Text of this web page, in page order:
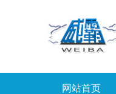
网站首页